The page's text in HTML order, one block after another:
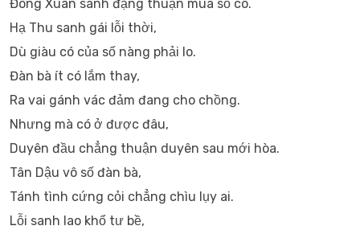
Đông Xuân sanh đặng thuận mùa số cô.
Hạ Thu sanh gái lỗi thời,
Dù giàu có của số nàng phải lo.
Đàn bà ít có lắm thay,
Ra vai gánh vác đảm đang cho chồng.
Nhưng mà có ở được đâu,
Duyên đầu chẳng thuận duyên sau mới hòa.
Tân Dậu vô số đàn bà,
Tánh tình cứng cỏi chẳng chìu lụy ai.
Lỗi sanh lao khổ tư bề,